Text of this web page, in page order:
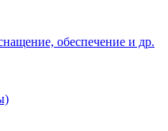
обеспечение и др.